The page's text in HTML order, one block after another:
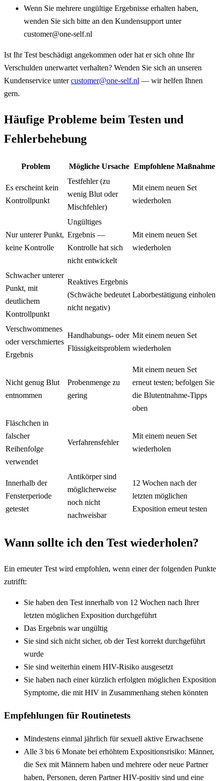
Wenn Sie mehrere ungültige Ergebnisse erhalten haben,
wenden Sie sich bitte an den Kundensupport unter
customer@one-self.nl
Ist Ihr Test beschädigt angekommen oder hat er sich ohne Ihr
Verschulden unerwartet verhalten? Wenden Sie sich an unseren
Kundenservice untercustomer@one-self.nl — wir helfen Ihnen
gern.
Häufige Probleme beim Testen und
Fehlerbehebung
Problem Mögliche Ursache Empfohlene Maßnahme
Es erscheint kein
Kontrollpunkt
Testfehler (zu
wenig Blut oder
Mischfehler)
Mit einem neuen Set
wiederholen
Nur unterer Punkt,
keine Kontrolle
Ungültiges
Ergebnis —
Kontrolle hat sich
nicht entwickelt
Mit einem neuen Set
wiederholen
Schwacher unterer
Punkt, mit
deutlichem
Kontrollpunkt
Reaktives Ergebnis
(Schwäche bedeutet
nicht negativ)
Laborbestätigung einholen
Verschwommenes
oder verschmiertes
Ergebnis
Handhabungs- oder
Flüssigkeitsproblem
Mit einem neuen Set
wiederholen
Nicht genug Blut
entnommen
Probenmenge zu
gering
Mit einem neuen Set
erneut testen; befolgen Sie
die Blutentnahme-Tipps
oben
Fläschchen in
falscher
Reihenfolge
verwendet
Verfahrensfehler
Mit einem neuen Set
wiederholen
Innerhalb der
Fensterperiode
getestet
Antikörper sind
möglicherweise
noch nicht
nachweisbar
12 Wochen nach der
letzten möglichen
Exposition erneut testen
Wann sollte ich den Test wiederholen?
Ein erneuter Test wird empfohlen, wenn einer der folgenden Punkte
zutrifft:
Sie haben den Test innerhalb von 12 Wochen nach Ihrer
letzten möglichen Exposition durchgeführt
Das Ergebnis war ungültig
Sie sind sich nicht sicher, ob der Test korrekt durchgeführt
wurde
Sie sind weiterhin einem HIV-Risiko ausgesetzt
Sie haben nach einer kürzlich erfolgten möglichen Exposition
Symptome, die mit HIV in Zusammenhang stehen könnten
Empfehlungen für Routinetests
Mindestens einmal jährlich für sexuell aktive Erwachsene
Alle 3 bis 6 Monate bei erhöhtem Expositionsrisiko: Männer,
die Sex mit Männern haben und mehrere oder neue Partner
haben, Personen, deren Partner HIV-positiv sind und eine